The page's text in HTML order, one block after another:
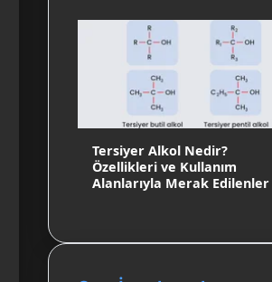
Tersiyer Alkol Nedir?
Özellikleri ve Kullanım
Alanlarıyla Merak Edilenler